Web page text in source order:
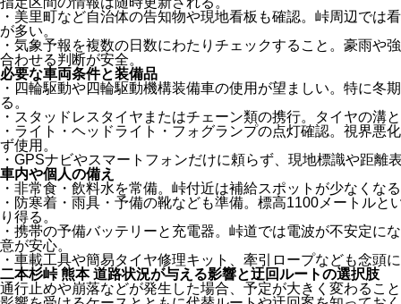
・美里町など自治体の告知物や現地看板も確認。峠周辺では
が多い。
・気象予報を複数の日数にわたりチェックすること。豪雨や
合わせる判断が安全。
必要な車両条件と装備品
・四輪駆動や四輪駆動機構装備車の使用が望ましい。特に冬
る。
・スタッドレスタイヤまたはチェーン類の携行。タイヤの溝
・ライト・ヘッドライト・フォグランプの点灯確認。視界悪
ず使用。
・GPSナビやスマートフォンだけに頼らず、現地標識や距離
車内や個人の備え
・非常食・飲料水を常備。峠付近は補給スポットが少なくな
・防寒着・雨具・予備の靴なども準備。標高1100メートル
り得る。
・携帯の予備バッテリーと充電器。峠道では電波が不安定に
意が安心。
・車載工具や簡易タイヤ修理キット、牽引ロープなども念頭
二本杉峠 熊本 道路状況が与える影響と迂回ルートの選択肢
通行止めや崩落などが発生した場合、予定が大きく変わるこ